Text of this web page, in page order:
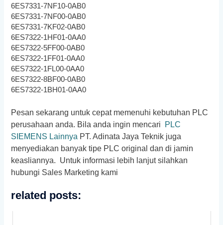
6ES7331-7NF10-0AB0
6ES7331-7NF00-0AB0
6ES7331-7KF02-0AB0
6ES7322-1HF01-0AA0
6ES7322-5FF00-0AB0
6ES7322-1FF01-0AA0
6ES7322-1FL00-0AA0
6ES7322-8BF00-0AB0
6ES7322-1BH01-0AA0
Pesan sekarang untuk cepat memenuhi kebutuhan PLC
perusahaan anda. Bila anda ingin mencari PLC
SIEMENS Lainnya PT. Adinata Jaya Teknik juga
menyediakan banyak tipe PLC original dan di jamin
keasliannya. Untuk informasi lebih lanjut silahkan
hubungi Sales Marketing kami
related posts: